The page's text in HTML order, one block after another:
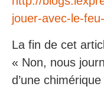
jouer-avec-le-
La fin de cet
« Non, nous
d’une